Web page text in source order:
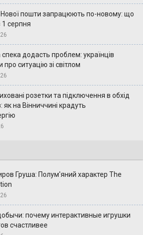
Нової пошти запрацюють по-новому: що
1 серпня
додасть проблем: українців
ситуацію зі світлом
розетки та підключення в обхід
як на Вінниччині крадуть
Груша: Полум'яний характер The
почему интерактивные игрушки
счастливее